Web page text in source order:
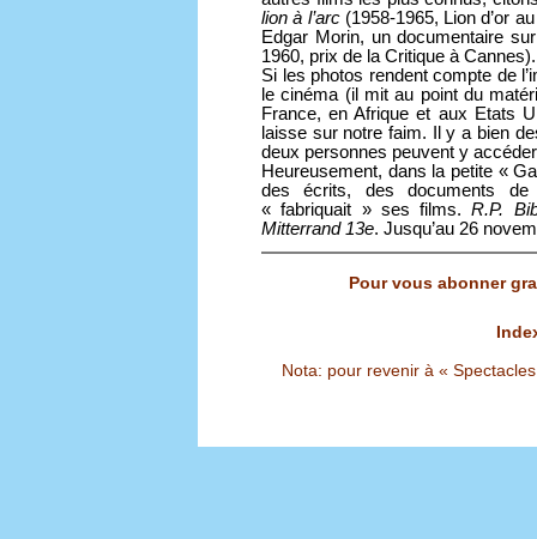
lion à l’arc (1958-1965, Lion d’or
Edgar Morin, un documentaire
1960, prix de la Critique à Cannes).
Si les photos rendent compte de
le cinéma (il mit au point du
France, en Afrique et aux Etats
laisse sur notre faim. Il y a bien
deux personnes peuvent y
Heureusement, dans la petite «
des écrits, des documents
« fabriquait » ses films.R.P.
Mitterrand 13e. Jusqu’au 26
Pour vous abonner
Nota: pour revenir à «